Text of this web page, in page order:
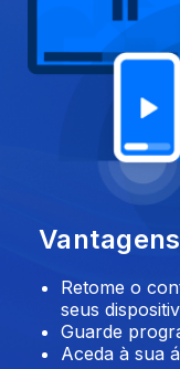
Vantagens
Retome o
seus
Guarde
Aceda à sua